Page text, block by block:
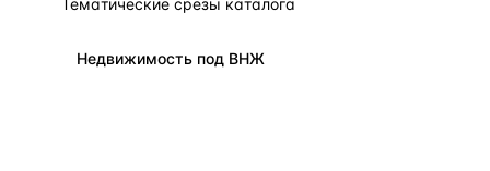
Тематические срезы каталога
Недвижимость под ВНЖ